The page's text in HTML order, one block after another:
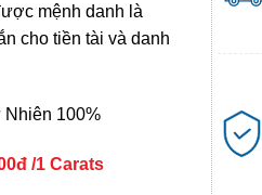
mệnh danh là
cho tiền tài và danh
Nhiên 100%
/1 Carats